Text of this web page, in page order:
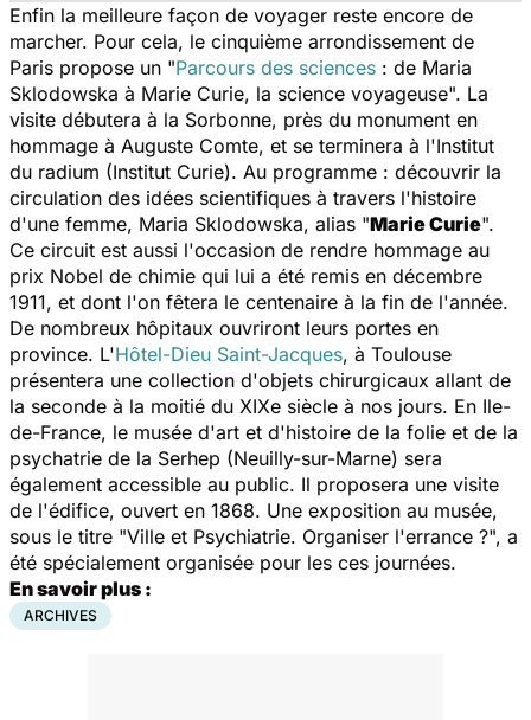
Enfin la meilleure façon de voyager reste encore de
marcher. Pour cela, le cinquième arrondissement de
Paris propose un "Parcours des sciences : de Maria
Sklodowska à Marie Curie, la science voyageuse". La
visite débutera à la Sorbonne, près du monument en
hommage à Auguste Comte, et se terminera à l'Institut
du radium (Institut Curie). Au programme : découvrir la
circulation des idées scientifiques à travers l'histoire
d'une femme, Maria Sklodowska, alias "Marie Curie".
Ce circuit est aussi l'occasion de rendre hommage au
prix Nobel de chimie qui lui a été remis en décembre
1911, et dont l'on fêtera le centenaire à la fin de l'année.
De nombreux hôpitaux ouvriront leurs portes en
province. L'Hôtel-Dieu Saint-Jacques, à Toulouse
présentera une collection d'objets chirurgicaux allant de
la seconde à la moitié du XIXe siècle à nos jours. En Ile-
de-France, le musée d'art et d'histoire de la folie et de la
psychatrie de la Serhep (Neuilly-sur-Marne) sera
également accessible au public. Il proposera une visite
de l'édifice, ouvert en 1868. Une exposition au musée,
sous le titre "Ville et Psychiatrie. Organiser l'errance ?", a
été spécialement organisée pour les ces journées.
En savoir plus :
ARCHIVES